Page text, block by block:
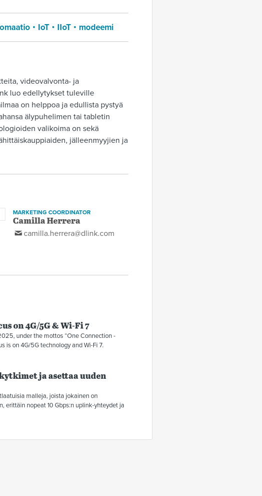
IoT IIoT modeemi
videovalvonta- ja
luo edellytykset tuleville
on helppoa ja edullista pystyä
älypuhelimen tai tabletin
valikoima on sekä
jälleenmyyjien ja
MARKETING COORDINATOR
Camilla Herrera
camilla.herrera@dlink.com
on 4G/5G & Wi-Fi 7
under the mottos “One Connection -
is on 4G/5G technology and Wi-Fi 7.
ja asettaa uuden
malleja, joista jokainen on
erittäin nopeat 10 Gbps:n uplink-yhteydet ja